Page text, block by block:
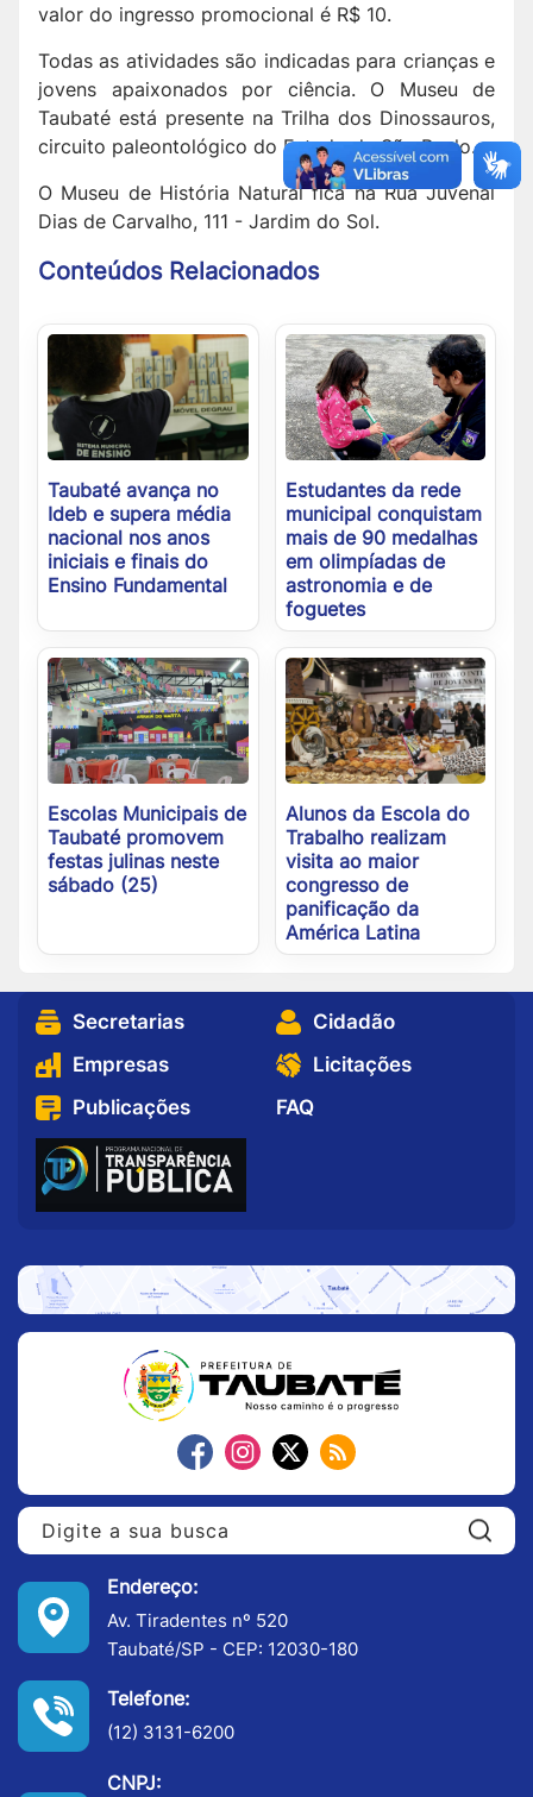
valor do ingresso promocional é R$ 10.
Todas as atividades são indicadas para crianças e
jovens apaixonados por ciência. O Museu de
Taubaté está presente na Trilha dos Dinossauros,
circuito paleontológico do Estado de São Paulo.
O Museu de História Natural fica na Rua Juvenal
Dias de Carvalho, 111 - Jardim do Sol.
Conteúdos Relacionados
Taubaté avança no
Ideb e supera média
nacional nos anos
iniciais e finais do
Ensino Fundamental
Estudantes da rede
municipal conquistam
mais de 90 medalhas
em olimpíadas de
astronomia e de
foguetes
Escolas Municipais de
Taubaté promovem
festas julinas neste
sábado (25)
Alunos da Escola do
Trabalho realizam
visita ao maior
congresso de
panificação da
América Latina
Secretarias
Cidadão
Empresas
Licitações
Publicações
FAQ
Endereço:
Av. Tiradentes nº 520
Taubaté/SP - CEP: 12030-180
Telefone:
(12) 3131-6200
CNPJ: